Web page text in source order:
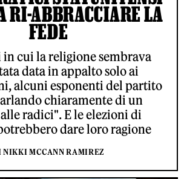
RI-ABBRACCIARE LA
FEDE
in cui la religione sembrava
data in appalto solo ai
alcuni esponenti del partito
chiaramente di un
radici". E le elezioni di
dare loro ragione
NIKKI MCCANN RAMIREZ